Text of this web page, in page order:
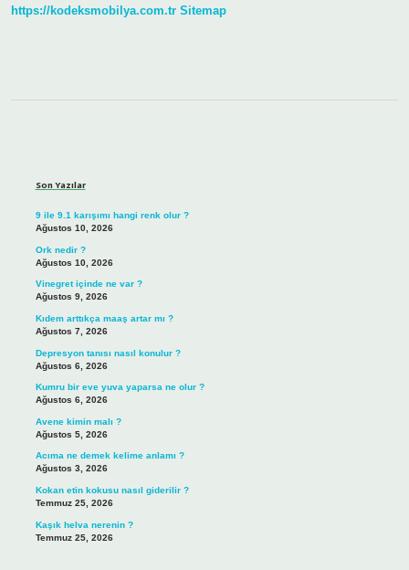
https://kodeksmobilya.com.tr Sitemap
Son Yazılar
9 ile 9.1 karışımı hangi renk olur ?
Ağustos 10, 2026
Ork nedir ?
Ağustos 10, 2026
Vinegret içinde ne var ?
Ağustos 9, 2026
Kıdem arttıkça maaş artar mı ?
Ağustos 7, 2026
Depresyon tanısı nasıl konulur ?
Ağustos 6, 2026
Kumru bir eve yuva yaparsa ne olur ?
Ağustos 6, 2026
Avene kimin malı ?
Ağustos 5, 2026
Acıma ne demek kelime anlamı ?
Ağustos 3, 2026
Kokan etin kokusu nasıl giderilir ?
Temmuz 25, 2026
Kaşık helva nerenin ?
Temmuz 25, 2026